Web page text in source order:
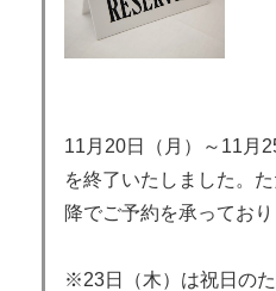
11月20日（月）～11月
を終了いたしました。
降でご予約を承っており
※23日（木）は祝日のた